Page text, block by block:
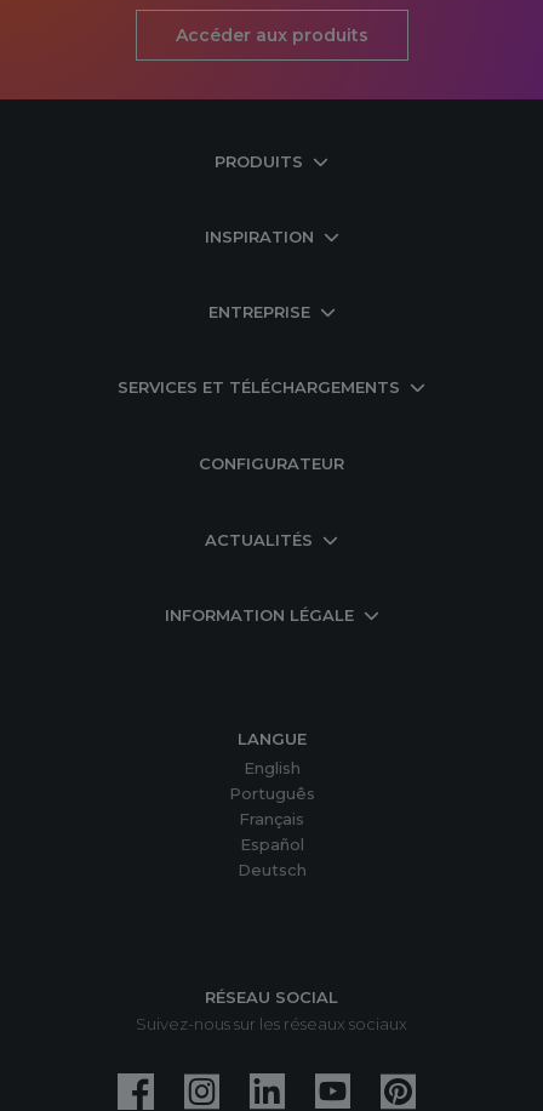
Accéder aux produits
PRODUITS
INSPIRATION
ENTREPRISE
SERVICES ET TÉLÉCHARGEMENTS
CONFIGURATEUR
ACTUALITÉS
INFORMATION LÉGALE
LANGUE
English
Português
Français
Español
Deutsch
RÉSEAU SOCIAL
Suivez-nous sur les réseaux sociaux